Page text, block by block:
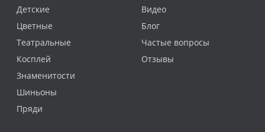
Детские
Цветные
Театральные
Косплей
Знаменитости
Шиньоны
Пряди
Видео
Блог
Частые вопросы
Отзывы